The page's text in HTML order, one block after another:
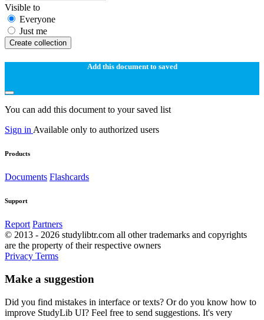
Visible to
Everyone
Just me
Create collection
Add this document to saved
You can add this document to your saved list
Sign in Available only to authorized users
Products
Documents Flashcards
Support
Report Partners
© 2013 - 2026 studylibtr.com all other trademarks and copyrights
are the property of their respective owners
Privacy Terms
Make a suggestion
Did you find mistakes in interface or texts? Or do you know how to
improve StudyLib UI? Feel free to send suggestions. It's very